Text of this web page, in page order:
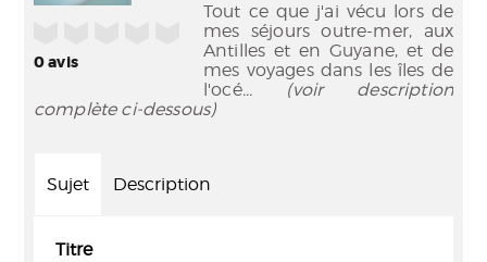
0avis
Tout ce que j'ai vécu lors de
mes séjours outre-mer, aux
Antilles et en Guyane, et de
mes voyages dans les îles de
l'océ... (voir description
complète ci-dessous)
Sujet Description
Titre